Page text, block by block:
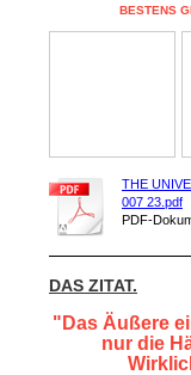
BESTENS
THE
007 23.pdf
PDF-
DAS ZITAT.
"Das Äußere
nur die